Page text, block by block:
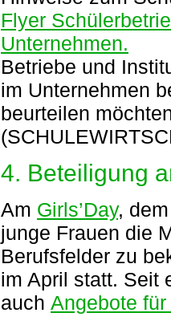
Flyer
Unternehmen.
Betriebe und
im Unternehmen
beurteilen
4. Beteiligung
Am Girls’Day,
junge Frauen die
Berufsfelder zu
im April statt. Seit
auch Angebote